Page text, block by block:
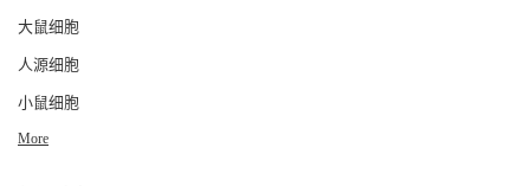
大鼠细胞
人源细胞
小鼠细胞
More